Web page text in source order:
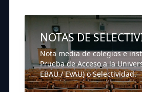
NOTAS DE
Nota media de colegios e
Prueba de Acceso a la
EBAU / EVAU) o Selectividad.